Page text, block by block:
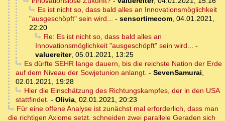
Es ist nicht so, dass bald alles an Innovationsmöglichkeit
"ausgeschöpft" sein wird... - sensortimecom, 04.01.2021,
22:20
Re: Es ist nicht so, dass bald alles an
Innovationsmöglichkeit "ausgeschöpft" sein wird... -
valuereiter, 05.01.2021, 13:25
Es dürfte SEHR lange dauern, bis die reichste Nation der Erde
auf dem Niveau der Sowjetunion anlangt. - SevenSamurai,
02.01.2021, 19:28
Hier die Einschätzung des Richtungskampfes, der in den USA
stattfindet. - Olivia, 02.01.2021, 20:23
Für eine offene Analyse ist zunächst mal erforderlich, dass man
die richtigen Axiome setzt. schneiden zwei parallele Geraden sich